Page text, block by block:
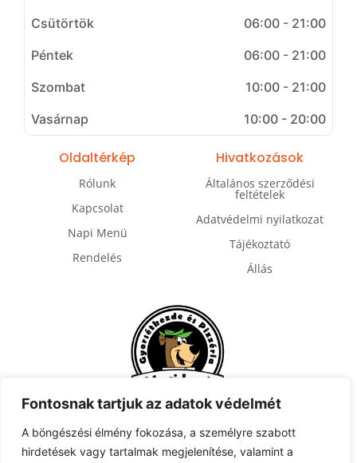
Fontosnak tartjuk az adatok védelmét
A böngészési élmény fokozása, a személyre szabott
hirdetések vagy tartalmak megjelenítése, valamint a
Csütörtök
06:00 - 21:00
Péntek
06:00 - 21:00
Szombat
10:00 - 21:00
Vasárnap
10:00 - 20:00
Oldaltérkép
Rólunk
Kapcsolat
Napi Menü
Rendelés
Hivatkozások
Általános szerződési
feltételek
Adatvédelmi nyilatkozat
Tájékoztató
Állás
Feliratkozás